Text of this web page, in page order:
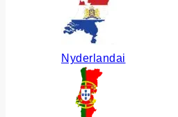
Nyderlandai